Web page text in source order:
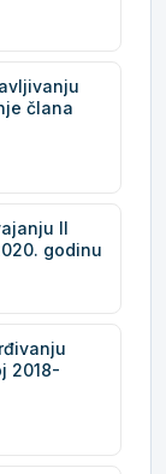
člana
II
godinu
2018-